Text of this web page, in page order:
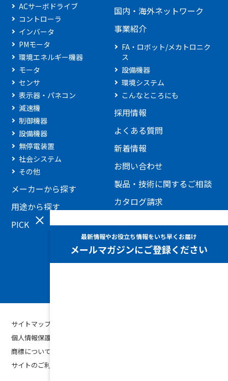
ACサーボドライブ
コントローラ
インバータ
PMモータ
環境エネルギー機器
モータ
センサ
表示器・パネコン
減速機
制御機器
設備機器
無停電装置
社会システム
その他
メーカーから探す
用途から探す
PICKUP製品
国内・海外ネットワーク
事業紹介
FA・ロボット/メカトロニク
ス
設備機器
環境システム
こんなところにも
採用情報
よくある質問
新着情報
お問い合わせ
製品・技術に関するご相談
カタログ請求
添付ファイルを利用したお
問い合わせ
ホームページに関するお問
サイトマップ
個人情報保護方針
商標について
サイトのご利用条件